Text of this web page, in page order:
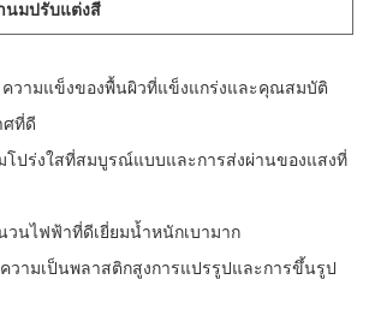
นมปรับแต่งสี
วามแข็งของพื้นผิวที่แข็งแกร่งและคุณสมบัติ
ศที่ดี
โปร่งใสที่สมบูรณ์แบบและการส่งผ่านของแสงที่
นไฟฟ้าที่ดีเยี่ยมน้ำหนักเบามาก
วามเป็นพลาสติกสูงการแปรรูปและการขึ้นรูป